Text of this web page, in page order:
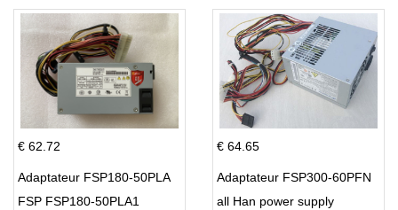
€ 62.72
Adaptateur FSP180-50PLA
FSP FSP180-50PLA1
€ 64.65
Adaptateur FSP300-60PFN
all Han power supply